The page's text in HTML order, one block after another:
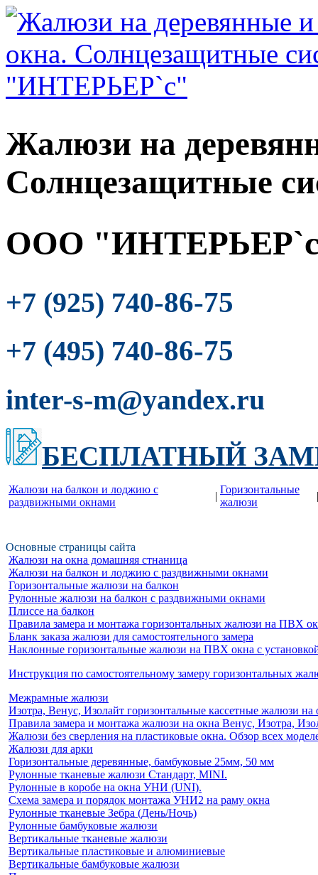
Жалюзи на
Солнцезащитные
ООО
+7 (925) 740-86-75
+7 (495) 740-86-75
inter-s-m@yandex.ru
БЕСПЛАТНЫЙ
Жалюзи на балкон и лоджию c
раздвижными окнами
|
Горизонтальные
жалюзи
|
Основные страницы сайта
Жалюзи на окна домашняя стнаница
Жалюзи на балкон и лоджию c раздвижными окнами
Горизонтальные жалюзи на балкон
Рулонные жалюзи на балкон с раздвижными окнами
Плиссе на балкон
Правила замера и монтажа горизонтальных жалюзи на ПВХ
Бланк заказа жалюзи для самостоятельного замера
Наклонные горизонтальные жалюзи на ПВХ окна с
Инструкция по самостоятельному замеру горизонтальных
Межрамные жалюзи
Изотра, Венус, Изолайт горизонтальные кассетные жалюзи на
Правила замера и монтажа жалюзи на окна Венус, Изотра,
Жалюзи без сверления на пластиковые окна. Обзор всех
Жалюзи для арки
Горизонтальные деревянные, бамбуковые 25мм, 50 мм
Рулонные тканевые жалюзи Стандарт, MINI.
Рулонные в коробе на окна УНИ (UNI).
Схема замера и порядок монтажа УНИ2 на раму окна
Рулонные тканевые Зебра (День/Ночь)
Рулонные бамбуковые жалюзи
Вертикальные тканевые жалюзи
Вертикальные пластиковые и алюминиевые
Вертикальные бамбуковые жалюзи